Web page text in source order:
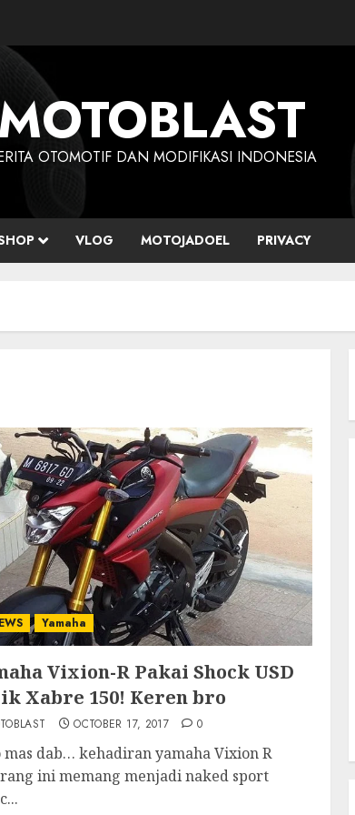
MOTOBLAST
OTOMOTIF DAN MODIFIKASI INDONESIA
VLOG MOTOJADOEL PRIVACY
Yamaha
Vixion-R Pakai Shock USD
Xabre 150! Keren bro
OCTOBER 17, 2017 0
mas dab… kehadiran yamaha Vixion R
ini memang menjadi naked sport